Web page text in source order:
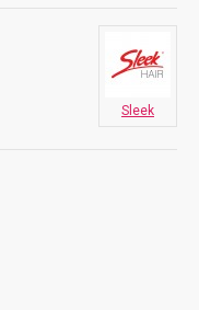
Sleek